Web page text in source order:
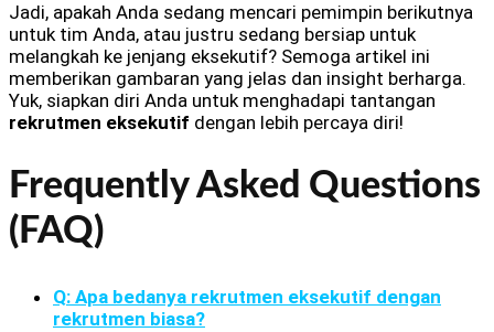
Jadi, apakah Anda sedang mencari pemimpin berikutnya
untuk tim Anda, atau justru sedang bersiap untuk
melangkah ke jenjang eksekutif? Semoga artikel ini
memberikan gambaran yang jelas dan insight berharga.
Yuk, siapkan diri Anda untuk menghadapi tantangan
rekrutmen eksekutif dengan lebih percaya diri!
Frequently Asked Questions
(FAQ)
Q: Apa bedanya rekrutmen eksekutif dengan
rekrutmen biasa?